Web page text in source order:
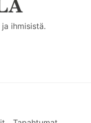
ihmisistä.